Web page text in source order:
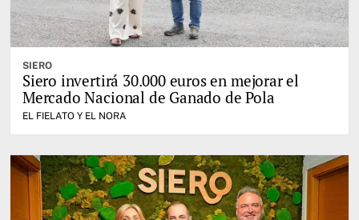
SIERO
Siero invertirá 30.000 euros en mejorar el
Mercado Nacional de Ganado de Pola
EL FIELATO Y EL NORA